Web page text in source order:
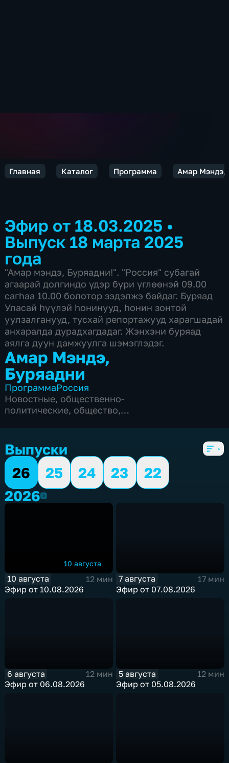
Главная Каталог Программа Амар Мэндэ,
Эфир от 18.03.2025 •
Выпуск 18 марта 2025
года
"Амар мэндэ, Буряадни!". "Россия" субагай
агаарай долгиндо үдэр бүри үглөөнэй 09.00
сагhаа 10.00 болотор зэдэлжэ байдаг. Буряад
Уласай hүүлэй hонинууд, hонин зонтой
уулзалганууд, тусхай репортажууд харагшадай
анхаралда дурадхагдадаг. Жэнхэни буряад
аялга дуун дамжуулга шэмэглэдэг.
Амар Мэндэ,
Буряадни
ПрограммаРоссия
Новостные, общественно-
политические, общество,
5 сезонов, 795 выпусков
Выпуски
26
25 24 23
22
20262026
10 августа
10 августа
12 мин
Эфир от 10.08.2026
7 августа
17 мин
Эфир от 07.08.2026
6 августа
12 мин
Эфир от 06.08.2026
5 августа
12 мин
Эфир от 05.08.2026